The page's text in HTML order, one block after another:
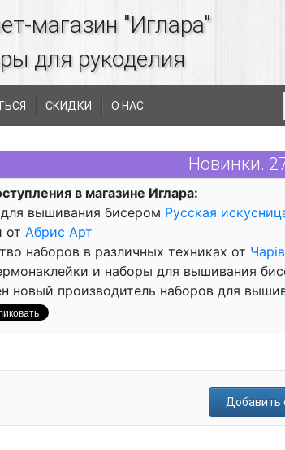
магазин "Иглара"
для рукоделия
СКИДКИ О НАС
Новинки.
в магазине Иглара:
вышивания бисером Русская
от Абрис Арт
наборов в различных техниках от
и наборы для вышивания
новый производитель наборов для
Добавить